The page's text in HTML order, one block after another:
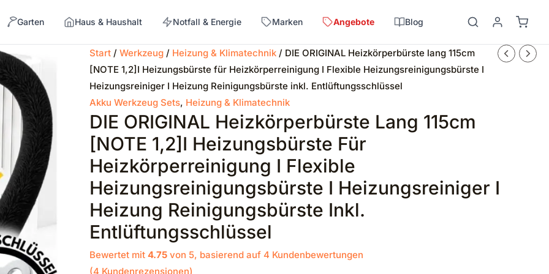
Garten Haus & Haushalt Notfall & Energie Marken Angebote Blog
→
Start/ Werkzeug/ Heizung & Klimatechnik/ DIE ORIGINAL Heizkörperbürste lang 115cm
[NOTE 1,2]I Heizungsbürste für Heizkörperreinigung I Flexible Heizungsreinigungsbürste I
Heizungsreiniger I Heizung Reinigungsbürste inkl. Entlüftungsschlüssel
Akku Werkzeug Sets, Heizung & Klimatechnik
DIE ORIGINAL Heizkörperbürste Lang 115cm
[NOTE 1,2]I Heizungsbürste Für
Heizkörperreinigung I Flexible
Heizungsreinigungsbürste I Heizungsreiniger I
Heizung Reinigungsbürste Inkl.
Entlüftungsschlüssel
Bewertet mit 4.75von 5, basierend auf 4 Kundenbewertungen
(4 Kundenrezensionen)